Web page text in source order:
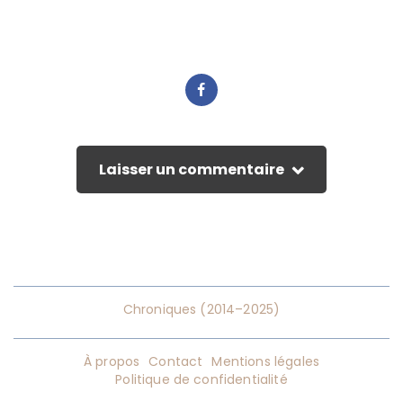
Laisser un commentaire
Chroniques (2014–2025)
À propos Contact Mentions légales
Politique de confidentialité